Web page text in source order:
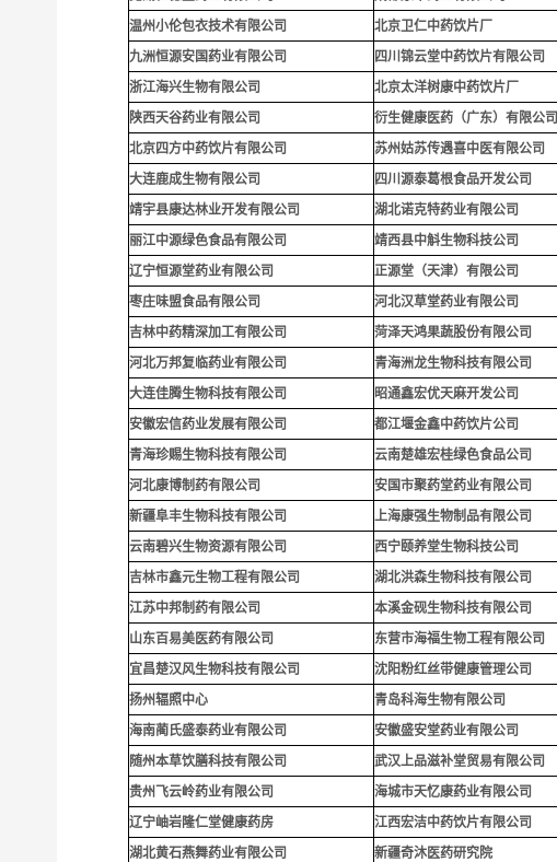
温州小伦包衣技术有限公司
北京卫仁中药饮片厂
九洲恒源安国药业有限公司
四川锦云堂中药饮片有限公司
浙江海兴生物有限公司
北京太洋树康中药饮片厂
陕西天谷药业有限公司
衍生健康医药（广东）有限公司
北京四方中药饮片有限公司
苏州姑苏传遇喜中医有限公司
大连鹿成生物有限公司
四川源泰葛根食品开发公司
靖宇县康达林业开发有限公司
湖北诺克特药业有限公司
丽江中源绿色食品有限公司
靖西县中斛生物科技公司
辽宁恒源堂药业有限公司
正源堂（天津）有限公司
枣庄味盟食品有限公司
河北汉草堂药业有限公司
吉林中药精深加工有限公司
菏泽天鸿果蔬股份有限公司
河北万邦复临药业有限公司
青海洲龙生物科技有限公司
大连佳腾生物科技有限公司
昭通鑫宏优天麻开发公司
安徽宏信药业发展有限公司
都江堰金鑫中药饮片公司
青海珍赐生物科技有限公司
云南楚雄宏桂绿色食品公司
河北康博制药有限公司
安国市聚药堂药业有限公司
新疆阜丰生物科技有限公司
上海康强生物制品有限公司
云南碧兴生物资源有限公司
西宁颐养堂生物科技公司
吉林市鑫元生物工程有限公司
湖北洪森生物科技有限公司
江苏中邦制药有限公司
本溪金砚生物科技有限公司
山东百易美医药有限公司
东营市海福生物工程有限公司
宜昌楚汉风生物科技有限公司
沈阳粉红丝带健康管理公司
扬州辐照中心
青岛科海生物有限公司
海南蔺氏盛泰药业有限公司
安徽盛安堂药业有限公司
随州本草饮膳科技有限公司
武汉上品滋补堂贸易有限公司
贵州飞云岭药业有限公司 海城市天忆康药业有限公司
辽宁岫岩隆仁堂健康药房
江西宏洁中药饮片有限公司
湖北黄石燕舞药业有限公司
新疆奇沐医药研究院